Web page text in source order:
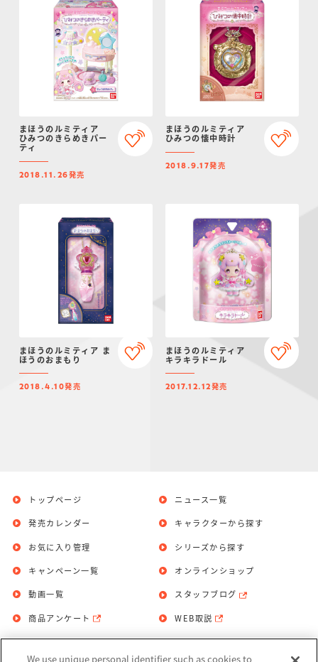
まほうのルミティア
ひみつのきらめきパー
ティ
2018.11.26発売
まほうのルミティア
ひみつの懐中時計
2018.9.17発売
まほうのルミティア ま
ほうのおまもり
2018.4.10発売
まほうのルミティア
キラキラドール
2017.12.12発売
トップページ
発売カレンダー
お気に入り管理
ニュース一覧
キャラクターから探す
シリーズから探す
キャンペーン一覧
動画一覧
商品アンケート
オンラインショップ
スタッフブログ
WEB取説
We use unique personal identifier such as cookies to